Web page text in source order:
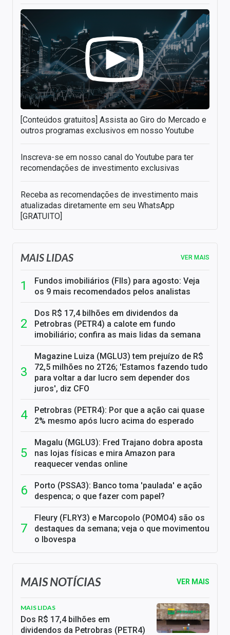
[Conteúdos gratuitos] Assista ao Giro do Mercado e
outros programas exclusivos em nosso Youtube
Inscreva-se em nosso canal do Youtube para ter
recomendações de investimento exclusivas
Receba as recomendações de investimento mais
atualizadas diretamente em seu WhatsApp
[GRATUITO]
MAIS LIDAS VER MAIS
Fundos imobiliários (FIIs) para agosto: Veja
os 9 mais recomendados pelos analistas
Dos R$ 17,4 bilhões em dividendos da
Petrobras (PETR4) a calote em fundo
imobiliário; confira as mais lidas da semana
Magazine Luiza (MGLU3) tem prejuízo de R$
72,5 milhões no 2T26; 'Estamos fazendo tudo
para voltar a dar lucro sem depender dos
juros', diz CFO
Petrobras (PETR4): Por que a ação cai quase
2% mesmo após lucro acima do esperado
Magalu (MGLU3): Fred Trajano dobra aposta
nas lojas físicas e mira Amazon para
reaquecer vendas online
Porto (PSSA3): Banco toma 'paulada' e ação
despenca; o que fazer com papel?
Fleury (FLRY3) e Marcopolo (POMO4) são os
destaques da semana; veja o que movimentou
o Ibovespa
MAIS NOTÍCIAS VER MAIS
MAIS LIDAS
Dos R$ 17,4 bilhões em
dividendos da Petrobras (PETR4)